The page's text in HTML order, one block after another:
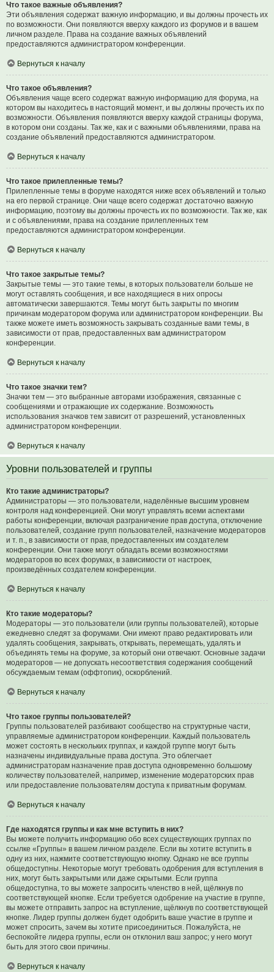
Что такое важные объявления?
Эти объявления содержат важную информацию, и вы должны прочесть их
по возможности. Они появляются вверху каждого из форумов и в вашем
личном разделе. Права на создание важных объявлений
предоставляются администратором конференции.
Вернуться к началу
Что такое объявления?
Объявления чаще всего содержат важную информацию для форума, на
котором вы находитесь в настоящий момент, и вы должны прочесть их по
возможности. Объявления появляются вверху каждой страницы форума,
в котором они созданы. Так же, как и с важными объявлениями, права на
создание объявлений предоставляются администратором.
Вернуться к началу
Что такое прилепленные темы?
Прилепленные темы в форуме находятся ниже всех объявлений и только
на его первой странице. Они чаще всего содержат достаточно важную
информацию, поэтому вы должны прочесть их по возможности. Так же, как
и с объявлениями, права на создание прилепленных тем
предоставляются администратором конференции.
Вернуться к началу
Что такое закрытые темы?
Закрытые темы — это такие темы, в которых пользователи больше не
могут оставлять сообщения, и все находящиеся в них опросы
автоматически завершаются. Темы могут быть закрыты по многим
причинам модератором форума или администратором конференции. Вы
также можете иметь возможность закрывать созданные вами темы, в
зависимости от прав, предоставленных вам администратором
конференции.
Вернуться к началу
Что такое значки тем?
Значки тем — это выбранные авторами изображения, связанные с
сообщениями и отражающие их содержание. Возможность
использования значков тем зависит от разрешений, установленных
администратором конференции.
Вернуться к началу
Уровни пользователей и группы
Кто такие администраторы?
Администраторы — это пользователи, наделённые высшим уровнем
контроля над конференцией. Они могут управлять всеми аспектами
работы конференции, включая разграничение прав доступа, отключение
пользователей, создание групп пользователей, назначение модераторов
и т. п., в зависимости от прав, предоставленных им создателем
конференции. Они также могут обладать всеми возможностями
модераторов во всех форумах, в зависимости от настроек,
произведённых создателем конференции.
Вернуться к началу
Кто такие модераторы?
Модераторы — это пользователи (или группы пользователей), которые
ежедневно следят за форумами. Они имеют право редактировать или
удалять сообщения, закрывать, открывать, перемещать, удалять и
объединять темы на форуме, за который они отвечают. Основные задачи
модераторов — не допускать несоответствия содержания сообщений
обсуждаемым темам (оффтопик), оскорблений.
Вернуться к началу
Что такое группы пользователей?
Группы пользователей разбивают сообщество на структурные части,
управляемые администратором конференции. Каждый пользователь
может состоять в нескольких группах, и каждой группе могут быть
назначены индивидуальные права доступа. Это облегчает
администраторам назначение прав доступа одновременно большому
количеству пользователей, например, изменение модераторских прав
или предоставление пользователям доступа к приватным форумам.
Вернуться к началу
Где находятся группы и как мне вступить в них?
Вы можете получить информацию обо всех существующих группах по
ссылке «Группы» в вашем личном разделе. Если вы хотите вступить в
одну из них, нажмите соответствующую кнопку. Однако не все группы
общедоступны. Некоторые могут требовать одобрения для вступления в
них, могут быть закрытыми или даже скрытыми. Если группа
общедоступна, то вы можете запросить членство в ней, щёлкнув по
соответствующей кнопке. Если требуется одобрение на участие в группе,
вы можете отправить запрос на вступление, щёлкнув по соответствующей
кнопке. Лидер группы должен будет одобрить ваше участие в группе и
может спросить, зачем вы хотите присоединиться. Пожалуйста, не
беспокойте лидера группы, если он отклонил ваш запрос; у него могут
быть для этого свои причины.
Вернуться к началу